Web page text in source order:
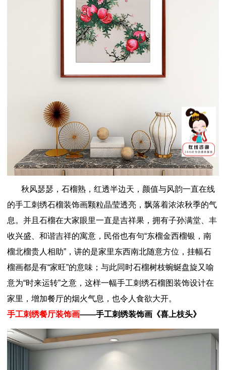
秋风瑟瑟，石榴熟，红透半边天，颜值与风韵一直在线
的手工刺绣石榴装饰画颗粒晶莹透亮，飘落着浓浓秋季的气
息。并且石榴在大家眼里一直是吉祥果，拥有子孙满堂、丰
收兴盛、和谐吉祥的寓意，民俗也有句“东榴金西榴银，南
榴北榴贵人相助”，讲的是家里东西南北随意方位，挂幅石
榴画都是有“家旺”的意味；与此同时石榴树枝蜿蜒盘旋又喻
意为“时来运转”之意，这样一幅手工刺绣石榴图装饰设计在
家里，增加餐厅的烟火气息，也令人食欲大开。
手工刺绣餐厅装饰画——手工刺绣装饰画《喜上枝头》